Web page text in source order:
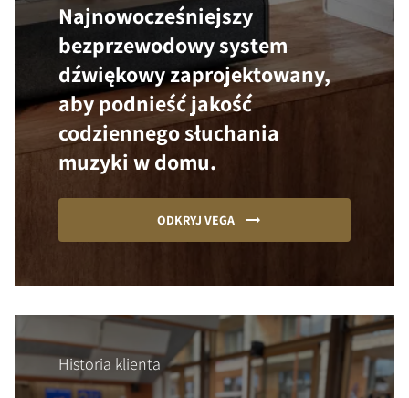
Najnowocześniejszy
bezprzewodowy system
dźwiękowy zaprojektowany,
aby podnieść jakość
codziennego słuchania
muzyki w domu.
ODKRYJ VEGA
Historia klienta